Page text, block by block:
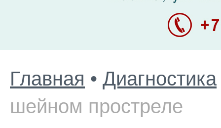
Главная • Диагностика
шейном простреле